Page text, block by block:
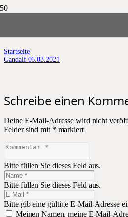
Startseite
Gandalf 06.03.2021
Schreibe einen
Deine E-Mail-Adresse wird nicht
Felder sind mit * markiert
Bitte füllen Sie dieses Feld aus.
Bitte füllen Sie dieses Feld aus.
Bitte gib eine gültige E-Mail-Adresse
Meinen Namen, meine E-Mail-